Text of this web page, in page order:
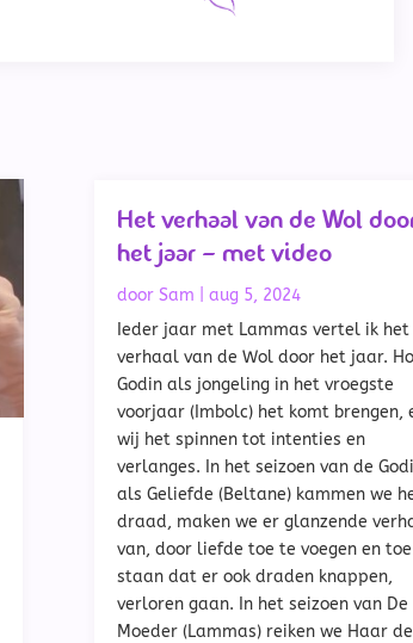
Het verhaal van de Wol
het jaar – met video
door Sam
aug 5, 2024
Ieder jaar met Lammas vertel ik het
verhaal van de Wol door het jaar.
Godin als jongeling in het vroegste
voorjaar (Imbolc) het komt brengen,
wij het spinnen tot intenties en
verlanges. In het seizoen van de
als Geliefde (Beltane) kammen we
draad, maken we er glanzende
van, door liefde toe te voegen en
staan dat er ook draden knappen,
verloren gaan. In het seizoen van De
Moeder (Lammas) reiken we Haar de